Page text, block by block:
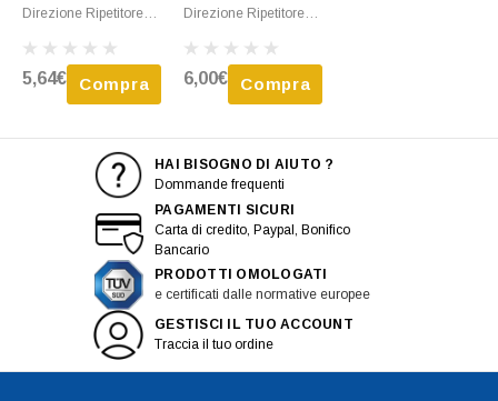
Direzione Ripetitore
OPEL MOVANO I
Fase 1, 1999-2003,
Anteriore
5,64€ Compra
Direzione Ripetitore
OPEL VIVARO I Fase
2, 2006-2014, Bianco,
6,00€ Compra
HAI BISOGNO DI AIUTO ?
Dommande frequenti
PAGAMENTI SICURI
Carta di credito, Paypal, Bonifico
Bancario
PRODOTTI OMOLOGATI
e certificati dalle normative europee
GESTISCI IL TUO ACCOUNT
Traccia il tuo ordine